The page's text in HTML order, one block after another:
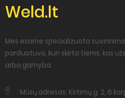
Weld.lt
Mes esame specializuota
parduotuvė, kuri skirta tiems, kas
arba gamyba.
Mūsų adresas: Kirtimų g. 2, 6